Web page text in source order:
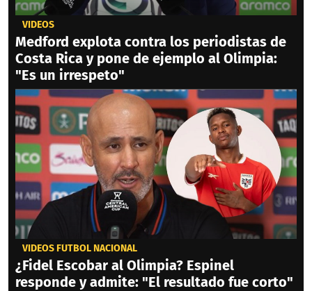
VIDEOS
Medford explota contra los periodistas de
Costa Rica y pone de ejemplo al Olimpia:
"Es un irrespeto"
VIDEOS FÚTBOL NACIONAL
¿Fidel Escobar al Olimpia? Espinel
responde y admite: "El resultado fue corto"